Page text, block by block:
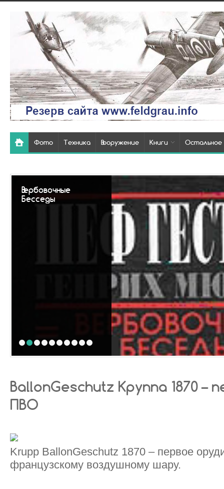
Фото Техника Вооружение Книги Остальное
Вербовочные
Бесседы
1 2 3 4 5 6 7 8 9
BаllоnGеschutz Круппа 1870 –
ПВО
Krupp BаllоnGеschutz 1870 – первое
французскому воздушному шару.